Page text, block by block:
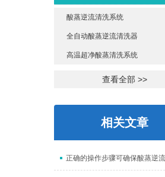
酸蒸逆流清洗系统
全自动酸蒸逆流清洗器
高温超净酸蒸清洗系统
查看全部 >>
相关文章